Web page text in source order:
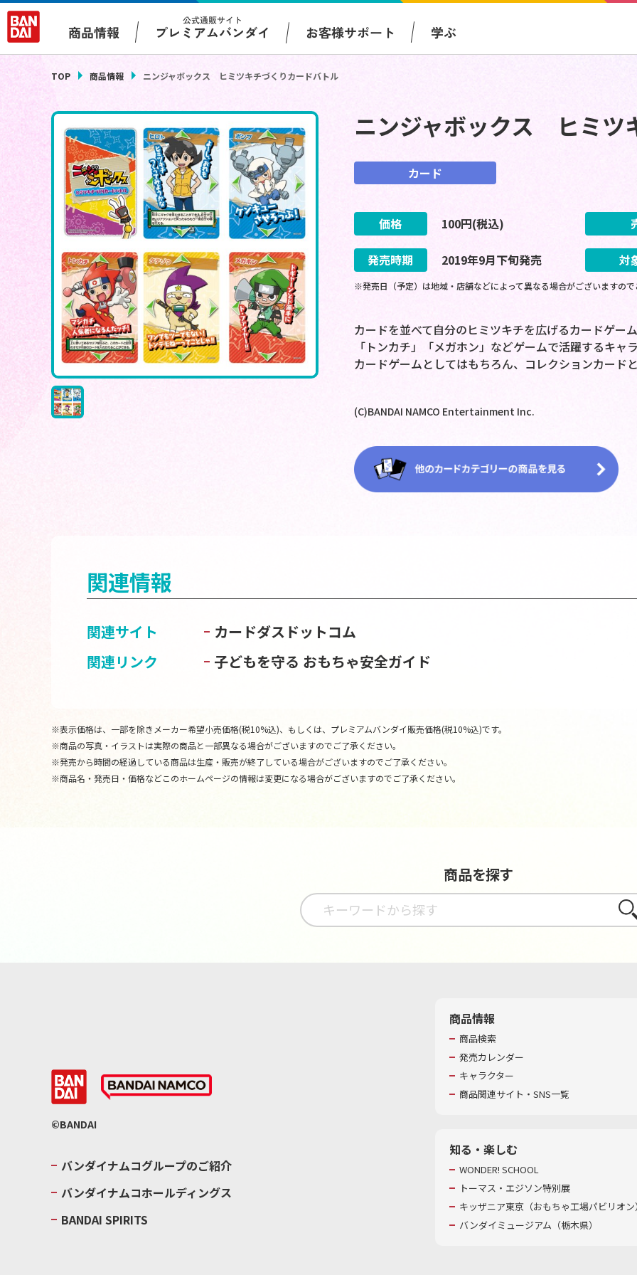
商品情報
公式通販サイト
プレミアムバンダイ お客様サポート 学ぶ
TOP 商品情報 ニンジャボックス ヒミツキチづくりカードバトル
ニンジャボックス ヒミツ
カード
価格 100円(税込)
発売時期 2019年9月下旬発売 対
※発売日（予定）は地域・店舗などによって異なる場合がございますの
カードを並べて自分のヒミツキチを広げるカードゲー
「トンカチ」「メガホン」などゲームで活躍するキ
カードゲームとしてはもちろん、コレクションカード
(C)BANDAI NAMCO Entertainment Inc.
関連情報
関連サイト
カードダスドットコム
関連リンク
子どもを守る おもちゃ安全ガイド
※表示価格は、一部を除きメーカー希望小売価格(税10%込)、もしくは、プレミアムバンダイ販売価格(税10%込)です。
※商品の写真・イラストは実際の商品と一部異なる場合がございますのでご了承ください。
※発売から時間の経過している商品は生産・販売が終了している場合がございますのでご了承ください。
※商品名・発売日・価格などこのホームページの情報は変更になる場合がございますのでご了承ください。
商品を探す
さが
©BANDAI
バンダイナムコグループのご紹介
バンダイナムコホールディングス
BANDAI SPIRITS
商品情報
商品検索
発売カレンダー
キャラクター
商品関連サイト・SNS一覧
知る・楽しむ
WONDER! SCHOOL
トーマス・エジソン特別展
キッザニア東京（おもちゃ工場パビリオ
バンダイミュージアム（栃木県）